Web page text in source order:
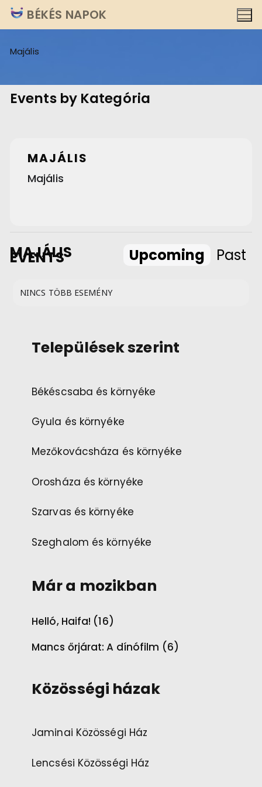
Ugrás
a
BÉKÉS NAPOK
Majális
Events by Kategória
MAJÁLIS
Majális
MAJÁLIS
EVENTS Upcoming Past
NINCS TÖBB ESEMÉNY
Települések szerint
Békéscsaba és környéke
Gyula és környéke
Mezőkovácsháza és környéke
Orosháza és környéke
Szarvas és környéke
Szeghalom és környéke
Már a mozikban
Helló, Haifa! (16)
Mancs őrjárat: A dínófilm (6)
Közösségi házak
Jaminai Közösségi Ház
Lencsési Közösségi Ház